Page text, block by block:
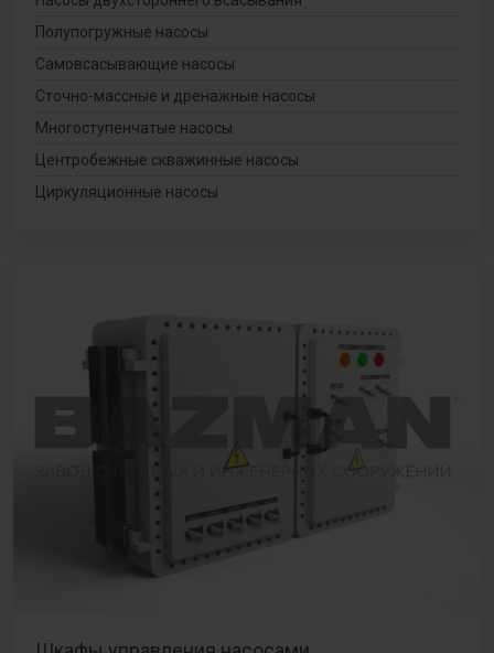
Полупогружные насосы
Самовсасывающие насосы
Сточно-массные и дренажные насосы
Многоступенчатые насосы
Центробежные скважинные насосы
Циркуляционные насосы